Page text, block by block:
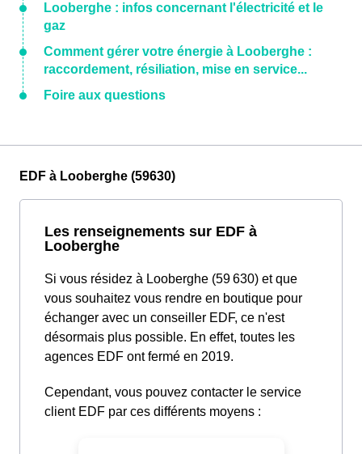
Looberghe : infos concernant l'électricité et le
gaz
Comment gérer votre énergie à Looberghe :
raccordement, résiliation, mise en service...
Foire aux questions
EDF à Looberghe (59630)
Les renseignements sur EDF à
Looberghe
Si vous résidez à Looberghe (59 630) et que
vous souhaitez vous rendre en boutique pour
échanger avec un conseiller EDF, ce n'est
désormais plus possible. En effet, toutes les
agences EDF ont fermé en 2019.
Cependant, vous pouvez contacter le service
client EDF par ces différents moyens :